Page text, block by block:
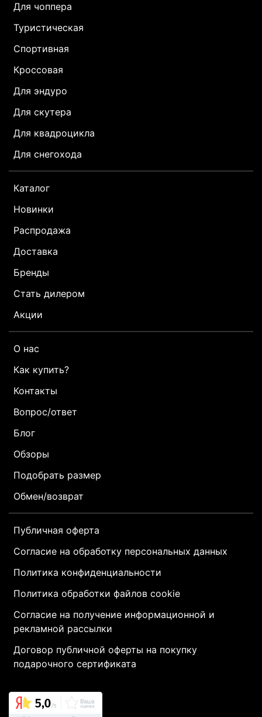
Для чоппера
Туристическая
Спортивная
Кроссовая
Для эндуро
Для скутера
Для квадроцикла
Для снегохода
Каталог
Новинки
Распродажа
Доставка
Бренды
Стать дилером
Акции
О нас
Как купить?
Контакты
Вопрос/ответ
Блог
Обзоры
Подобрать размер
Обмен/возврат
Публичная оферта
Согласие на обработку персональных данных
Политика конфиденциальности
Политика обработки файлов cookie
Согласие на получение информационной и
рекламной рассылки
Договор публичной оферты на покупку
подарочного сертификата